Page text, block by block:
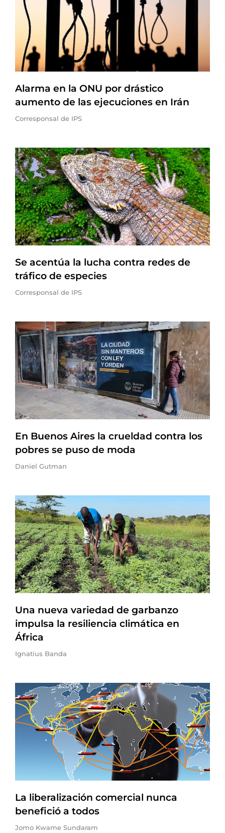
Alarma en la ONU por drástico
aumento de las ejecuciones en Irán
Corresponsal de IPS
Se acentúa la lucha contra redes de
tráfico de especies
Corresponsal de IPS
En Buenos Aires la crueldad contra los
pobres se puso de moda
Daniel Gutman
Una nueva variedad de garbanzo
impulsa la resiliencia climática en
África
Ignatius Banda
La liberalización comercial nunca
benefició a todos
Jomo Kwame Sundaram